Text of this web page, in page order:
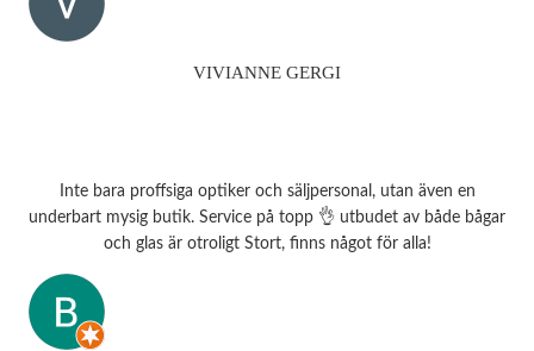
VIVIANNE GERGI
Inte bara proffsiga optiker och säljpersonal, utan även en
underbart mysig butik. Service på topp 👌 utbudet av både bågar
och glas är otroligt Stort, finns något för alla!